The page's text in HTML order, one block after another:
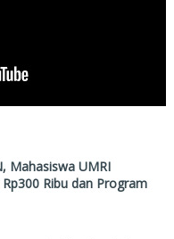
Mahasiswa UMRI
Ribu dan Program